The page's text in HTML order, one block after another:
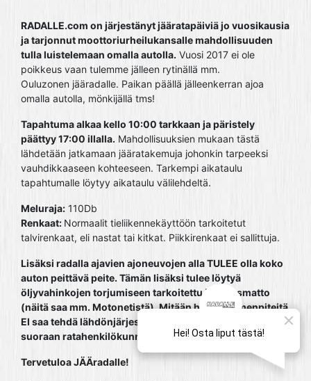
RADALLE.com on järjestänyt jääratapäiviä jo vuosikausia
ja tarjonnut moottoriurheilukansalle mahdollisuuden
tulla luistelemaan omalla autolla. Vuosi 2017 ei ole
poikkeus vaan tulemme jälleen rytinällä mm.
Ouluzonen jääradalle. Paikan päällä jälleenkerran ajoa
omalla autolla, mönkijällä tms!
Tapahtuma alkaa kello 10:00 tarkkaan ja päristely
päättyy 17:00 illalla. Mahdollisuuksien mukaan tästä
lähdetään jatkamaan jääratakemuja johonkin tarpeeksi
vauhdikkaaseen kohteeseen. Tarkempi aikataulu
tapahtumalle löytyy aikataulu välilehdeltä.
Meluraja: 110Db
Renkaat: Normaalit tieliikennekäyttöön tarkoitetut
talvirenkaat, eli nastat tai kitkat. Piikkirenkaat ei sallittuja.
Lisäksi radalla ajavien ajoneuvojen alla TULEE olla koko
auton peittävä peite. Tämän lisäksi tulee löytyä
öljyvahinkojen torjumiseen tarkoitettu imeytysmatto
(näitä saa mm. Motonetistä). Mitään huoltotoimenpiteitä
EI saa tehdä lähdönjärjestelyalueella! Nämä ohjeet
suoraan ratahenkilökunnalta ja näitä PITÄÄ noudattaa!
Tervetuloa JÄÄradalle!